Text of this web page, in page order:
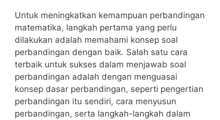
Untuk meningkatkan kemampuan perbandingan
​matematika, langkah pertama yang perlu
dilakukan adalah memahami konsep soal
perbandingan dengan baik. Salah satu​ cara
terbaik untuk ⁤sukses‍ dalam menjawab soal
perbandingan adalah dengan menguasai
konsep dasar perbandingan, seperti pengertian⁣
perbandingan itu sendiri, cara ⁣menyusun
perbandingan,‍ serta langkah-langkah dalam